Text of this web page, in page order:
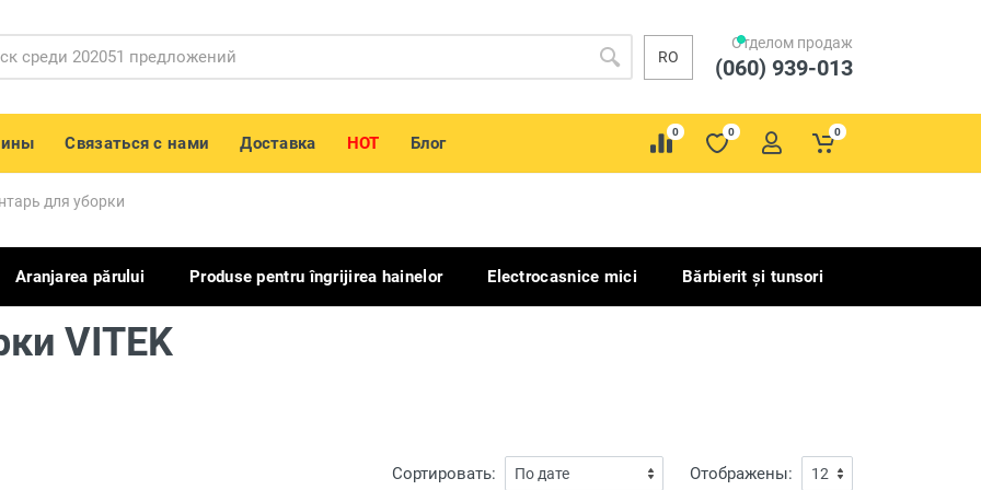
RO
Отделом продаж
(060) 939-013
Связаться с нами Доставка HOT Блог
0 0 0
для уборки
Aranjarea părului Produse pentru îngrijirea hainelor Electrocasnice mici Bărbierit și tunsori
VITEK
Сортировать: Отображены: